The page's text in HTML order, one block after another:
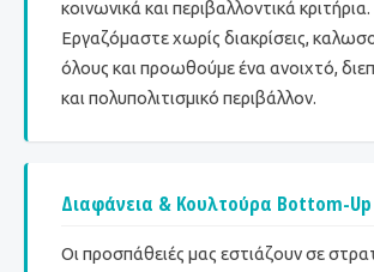
κοινωνικά και περιβαλλοντικά κριτήρια.
Εργαζόμαστε χωρίς διακρίσεις,
όλους και προωθούμε ένα ανοιχτό,
και πολυπολιτισμικό περιβάλλον.
Διαφάνεια & Κουλτούρα Bottom-Up
Οι προσπάθειές μας εστιάζουν σε